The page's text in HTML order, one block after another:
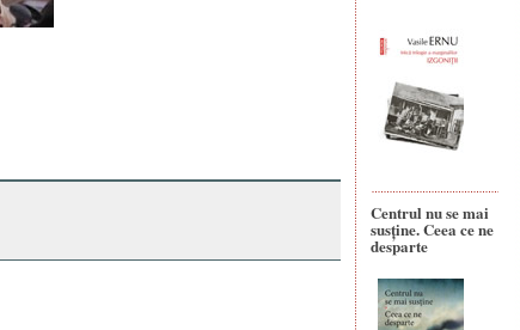
Centrul nu se mai
susține. Ceea ce ne
desparte